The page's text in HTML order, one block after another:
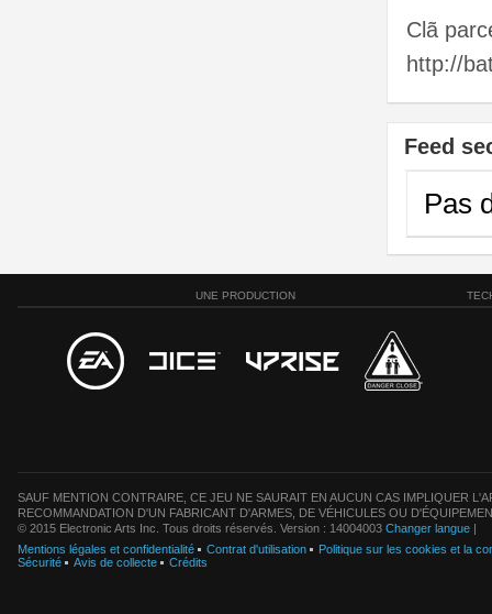
Clã
http://
Feed
Pas
UNE PRODUCTION
SAUF MENTION CONTRAIRE, CE JEU NE SAURAIT EN AUCUN CAS IMPLIQUER
RECOMMANDATION D'UN FABRICANT D'ARMES, DE VÉHICULES OU
© 2015 Electronic Arts Inc. Tous droits réservés. Version : 14004003 Changer langue |
Mentions légales et confidentialité
Contrat d'utilisation
Politique sur les cookies et la
Sécurité
Avis de collecte Crédits